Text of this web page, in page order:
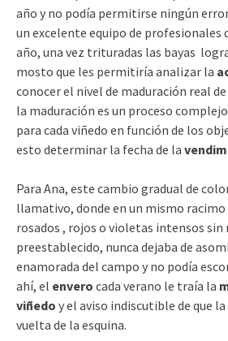
año y no podía permitirse ningún
un excelente equipo de profesionales
año, una vez trituradas las bayas
mosto que les permitiría analizar la
conocer el nivel de maduración real
la maduración es un proceso
para cada viñedo en función de los
esto determinar la fecha de la
Para Ana, este cambio gradual de
llamativo, donde en un mismo
rosados , rojos o violetas intensos sin
preestablecido, nunca dejaba de
enamorada del campo y no podía
ahí, el envero cada verano le traía la
viñedo y el aviso indiscutible de que
vuelta de la esquina.